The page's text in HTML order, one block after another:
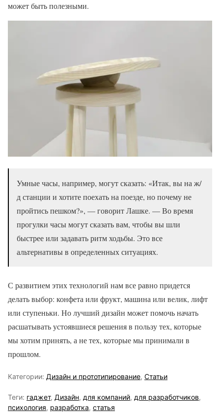
может быть полезными.
Умные часы, например, могут сказать: «Итак, вы на ж/
д станции и хотите поехать на поезде, но почему не
пройтись пешком?», — говорит Лашке. — Во время
прогулки часы могут сказать вам, чтобы вы шли
быстрее или задавать ритм ходьбы. Это все
альтернативы в определенных ситуациях.
С развитием этих технологий нам все равно придется
делать выбор: конфета или фрукт, машина или велик, лифт
или ступеньки. Но лучший дизайн может помочь начать
расшатывать устоявшиеся решения в пользу тех, которые
мы хотим принять, а не тех, которые мы принимали в
прошлом.
Категории: Дизайн и прототипирование, Статьи
Теги: гаджет, Дизайн, для компаний, для разработчиков,
психология, разработка, статья